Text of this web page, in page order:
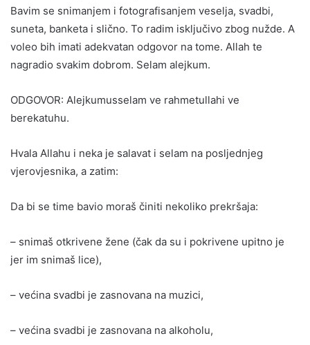
Bavim se snimanjem i fotografisanjem veselja, svadbi,
suneta, banketa i slično. To radim isključivo zbog nužde. A
voleo bih imati adekvatan odgovor na tome. Allah te
nagradio svakim dobrom. Selam alejkum.
ODGOVOR: Alejkumusselam ve rahmetullahi ve
berekatuhu.
Hvala Allahu i neka je salavat i selam na posljednjeg
vjerovjesnika, a zatim:
Da bi se time bavio moraš činiti nekoliko prekršaja:
– snimaš otkrivene žene (čak da su i pokrivene upitno je
jer im snimaš lice),
– većina svadbi je zasnovana na muzici,
– većina svadbi je zasnovana na alkoholu,